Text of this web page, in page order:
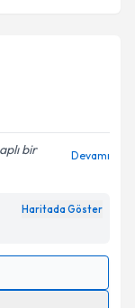
bir
Devamı
Haritada Göster